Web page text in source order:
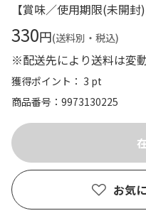
【賞味／使用期限(未開
330円(送料別・税込)
※配送先により送料は変動
獲得ポイント： 3 pt
商品番号
9973130225
お気